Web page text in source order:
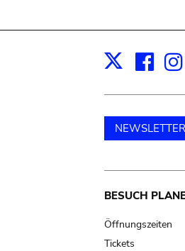
X
NEWSLETTER
Main
BESUCH
Öffnungszeiten
Tickets